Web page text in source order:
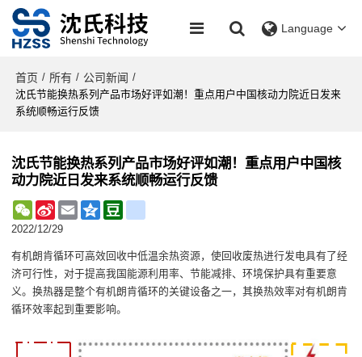
Language
首页 / 所有 / 公司新闻 /
沈氏节能换热系列产品市场好评如潮！重点用户中国核动力院近日发来
系统顺畅运行反馈
沈氏节能换热系列产品市场好评如潮！重点用户中国核
动力院近日发来系统顺畅运行反馈
WeChat
Sina
Weibo
Email Qzone
2022/12/29
有机朗肯循环 可高效回收中低温余热资源，使回收废热进行发电具有了经
济可行性 ， 对于提高我国能源利用率、节能减排、环境保护具有重要意
义。换热器是整个有机朗肯循环的关键设备之一，其换热效率对有机朗肯
循环效率起到重要影响。